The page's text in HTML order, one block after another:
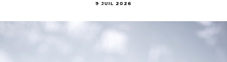
9 JUIL 2026